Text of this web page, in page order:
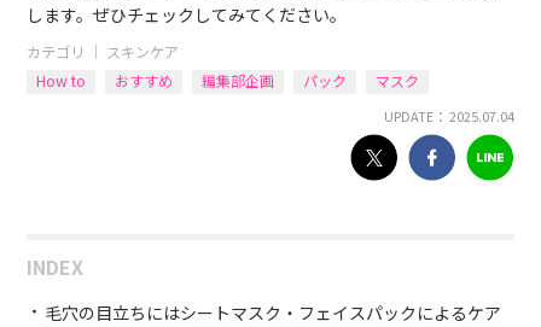
します。ぜひチェックしてみてください。
カテゴリ ｜ スキンケア
How to
おすすめ 編集部企画 パック マスク
UPDATE： 2025.07.04
INDEX
毛穴の目立ちにはシートマスク・フェイスパックによるケア